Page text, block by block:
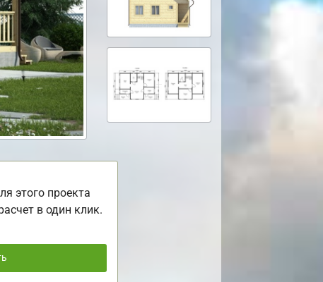
этого проекта
в один клик.